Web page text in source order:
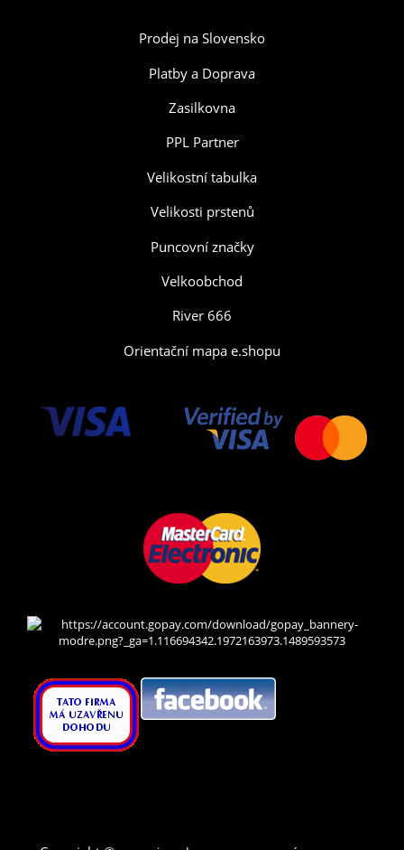
Prodej na Slovensko
Platby a Doprava
Zasilkovna
PPL Partner
Velikostní tabulka
Velikosti prstenů
Puncovní značky
Velkoobchod
River 666
Orientační mapa e.shopu